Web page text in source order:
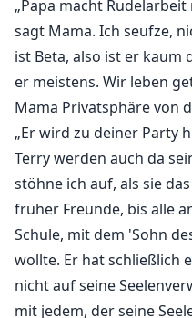
„Papa macht
sagt Mama. Ich seufze,
ist Beta, also ist er kaum
er meistens. Wir leben
Mama Privatsphäre von
„Er wird zu deiner Party
Terry werden auch da
stöhne ich auf, als sie
früher Freunde, bis alle
Schule, mit dem 'Sohn
wollte. Er hat schließlich
nicht auf seine
mit jedem, der seine